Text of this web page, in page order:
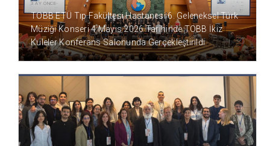
3 AY ÖNCE
TOBB ETÜ Tıp Fakültesi Hastanesi 6. Geleneksel Türk
Müziği Konseri 4 Mayıs 2026 Tarihinde TOBB İkiz
Kuleler Konferans Salonunda Gerçekleştirildi.